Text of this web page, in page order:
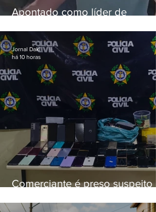
Apontado como líder de
aposentados é preso
Comerciante é preso suspeito
loja
Jornal Daki
há 10 horas